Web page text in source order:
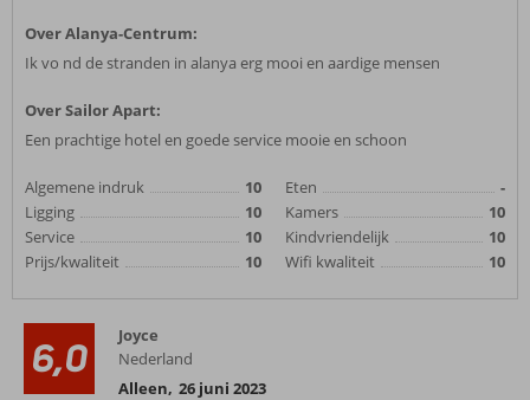
Over Alanya-Centrum:
Ik vo nd de stranden in alanya erg mooi en aardige mensen
Over Sailor Apart:
Een prachtige hotel en goede service mooie en schoon
Algemene indruk
10
Ligging
10
Service
10
Prijs/kwaliteit
10
Eten
-
Kamers
10
Kindvriendelijk
10
Wifi kwaliteit
10
6,0
Joyce
Nederland
Alleen, 26 juni 2023